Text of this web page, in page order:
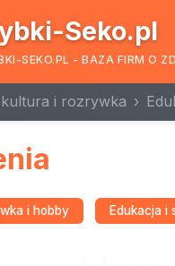
Seko.pl
SEKO.PL - BAZA FIRM O
i rozrywka
i hobby Edukacja i